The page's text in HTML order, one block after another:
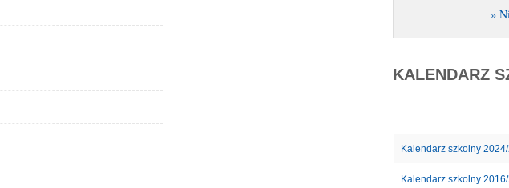
»
KALENDARZ
Kalendarz szkolny
Kalendarz szkolny